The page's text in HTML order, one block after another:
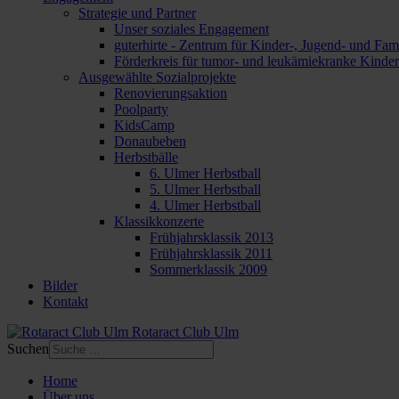
Strategie und Partner
Unser soziales Engagement
guterhirte - Zentrum für Kinder-, Jugend- und
Förderkreis für tumor- und leukämiekranke
Ausgewählte Sozialprojekte
Renovierungsaktion
Poolparty
KidsCamp
Donaubeben
Herbstbälle
6. Ulmer Herbstball
5. Ulmer Herbstball
4. Ulmer Herbstball
Klassikkonzerte
Frühjahrsklassik 2013
Frühjahrsklassik 2011
Sommerklassik 2009
Bilder
Kontakt
Rotaract Club Ulm
Suchen
Home